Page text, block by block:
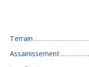
Terrain
Assainissement